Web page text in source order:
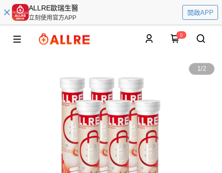
ALLRE歐瑞生醫
立刻使用官方APP
開啟APP
0
1/2